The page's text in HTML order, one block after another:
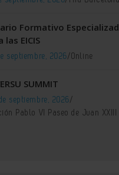
Formativo
las EICIS
septiembre, 2026/Online
SUMMIT
septiembre, 2026/
Pablo VI Paseo de Juan